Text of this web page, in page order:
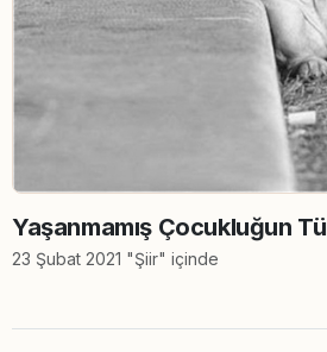
Yaşanmamış Çocukluğun
23 Şubat 2021 "Şiir" içinde